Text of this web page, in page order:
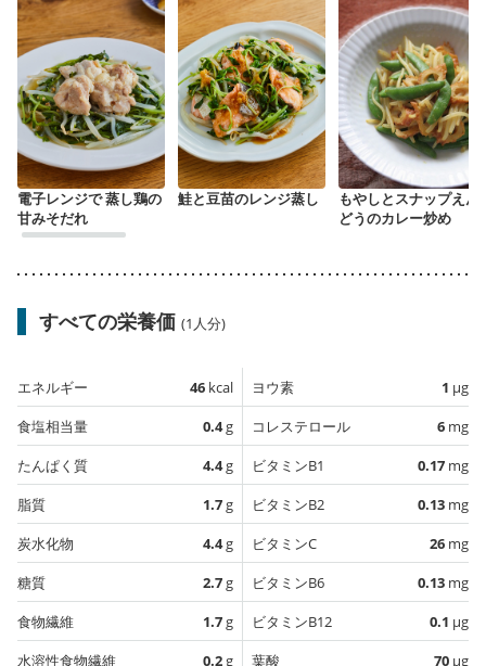
電子レンジで 蒸し鶏の
甘みそだれ
鮭と豆苗のレンジ蒸し
もやしとスナップえん
どうのカレー炒め
すべての栄養価 (1人分)
エネルギー 46 kcal
食塩相当量
0.4g
たんぱく質
4.4g
脂質
1.7g
炭水化物
4.4g
糖質
2.7g
食物繊維
1.7g
水溶性食物繊維
0.2g
ヨウ素 1 µg
コレステロール
6 mg
ビタミンB1
0.17 mg
ビタミンB2
0.13 mg
ビタミンC
26 mg
ビタミンB6
0.13 mg
ビタミンB12
0.1 µg
葉酸
70 µg